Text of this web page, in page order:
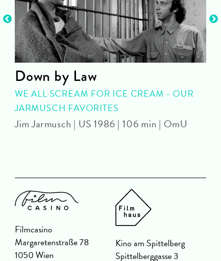
Down by Law
WE ALL SCREAM FOR ICE CREAM - OUR
JARMUSCH FAVORITES
Jim Jarmusch | US 1986 | 106 min | OmU
Filmcasino
Margaretenstraße 78
1050 Wien
Kino am Spittelberg
Spittelberggasse 3